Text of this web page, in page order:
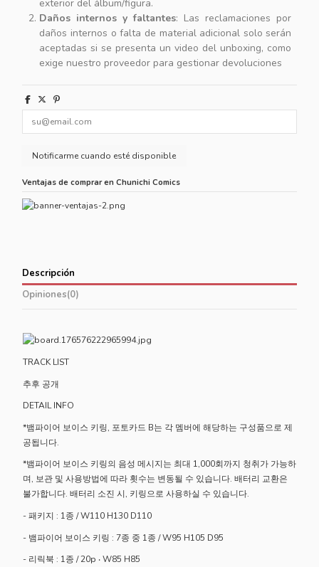
exterior del álbum/figura.
Daños internos y faltantes: Las reclamaciones por
daños internos o falta de material adicional solo serán
aceptadas si se presenta un video del unboxing, como
exige nuestro proveedor para gestionar devoluciones
Ventajas de comprar en Chunichi Comics
Descripción
Opiniones(0)
TRACK LIST
추후 공개
DETAIL INFO
*뱀파이어 보이스 키링, 포토카드 B는 각 멤버에 해당하는 구성품으로 제
공됩니다.
*뱀파이어 보이스 키링의 음성 메시지는 최대 1,000회까지 청취가 가능하
며, 보관 및 사용방법에 따라 횟수는 변동될 수 있습니다. 배터리 교환은
불가합니다. 배터리 소진 시, 키링으로 사용하실 수 있습니다.
- 패키지 : 1종 / W110 H130 D110
- 뱀파이어 보이스 키링 : 7종 중 1종 / W95 H105 D95
- 리릭북 : 1종 / 20p ‧ W85 H85